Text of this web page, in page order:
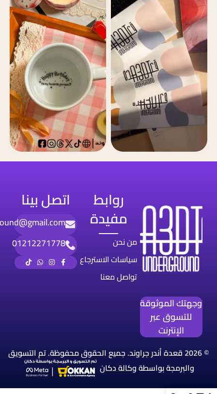
وجهتك الموثوقة
للتسوق عبر
الإنترنت
روابط
مفيدة
من نحن
سياسات الاسترجاع
تواصل معنا
اتصل بينا
01212271778
© 2026 قعدة أندر جراوند. جميع الحقوق محفوظة. تم التسويق
والبرمجة بواسطةوكالةدكان